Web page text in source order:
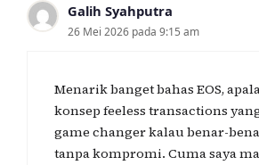
Galih Syahputra
26 Mei 2026 pada 9:15 am
Menarik banget bahas EOS,
konsep feeless transactions
game changer kalau benar-
tanpa kompromi. Cuma saya